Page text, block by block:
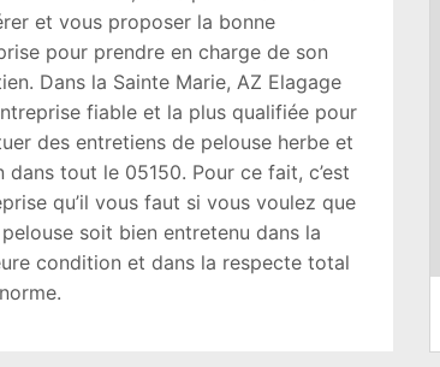
et vous proposer la bonne
pour prendre en charge de son
Dans la Sainte Marie, AZ Elagage
fiable et la plus qualifiée pour
des entretiens de pelouse herbe et
dans tout le 05150. Pour ce fait, c’est
qu’il vous faut si vous voulez que
soit bien entretenu dans la
condition et dans la respecte total